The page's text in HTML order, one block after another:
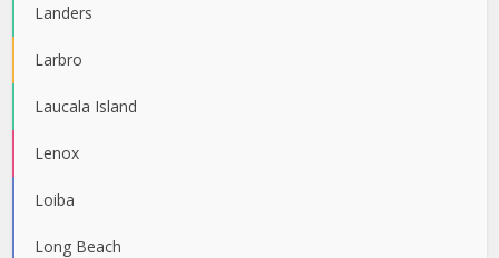
Landers
Larbro
Laucala Island
Lenox
Loiba
Long Beach